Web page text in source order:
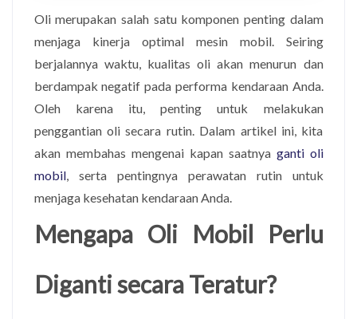
Oli merupakan salah satu komponen penting dalam
menjaga kinerja optimal mesin mobil. Seiring
berjalannya waktu, kualitas oli akan menurun dan
berdampak negatif pada performa kendaraan Anda.
Oleh karena itu, penting untuk melakukan
penggantian oli secara rutin. Dalam artikel ini, kita
akan membahas mengenai kapan saatnya ganti oli
mobil, serta pentingnya perawatan rutin untuk
menjaga kesehatan kendaraan Anda.
Mengapa Oli Mobil Perlu
Diganti secara Teratur?